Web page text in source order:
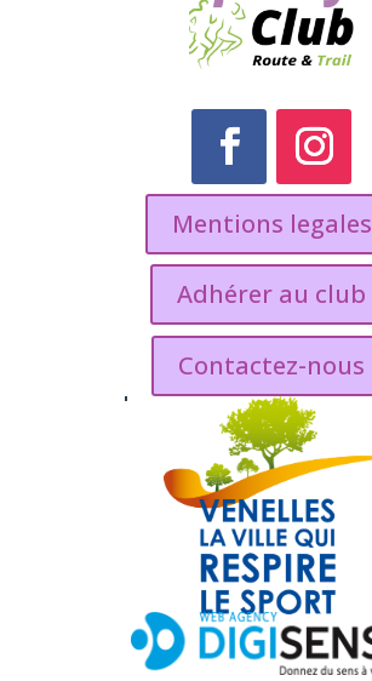
Mentions legales
Adhérer au club
Contactez-nous